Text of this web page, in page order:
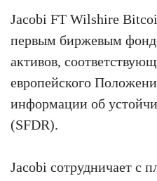
Jacobi FT Wilshire
первым биржевым
активов,
европейского
информации об
(SFDR).
Jacobi сотрудничает с